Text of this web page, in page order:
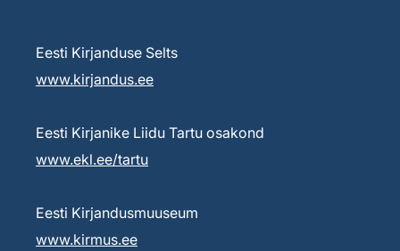
Eesti Kirjanduse Selts
www.kirjandus.ee
Eesti Kirjanike Liidu Tartu osakond
www.ekl.ee/tartu
Eesti Kirjandusmuuseum
www.kirmus.ee